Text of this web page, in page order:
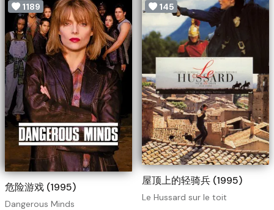
1189
危险游戏 (1995)
Dangerous Minds
145
屋顶上的轻骑兵 (1995)
Le Hussard sur le toit